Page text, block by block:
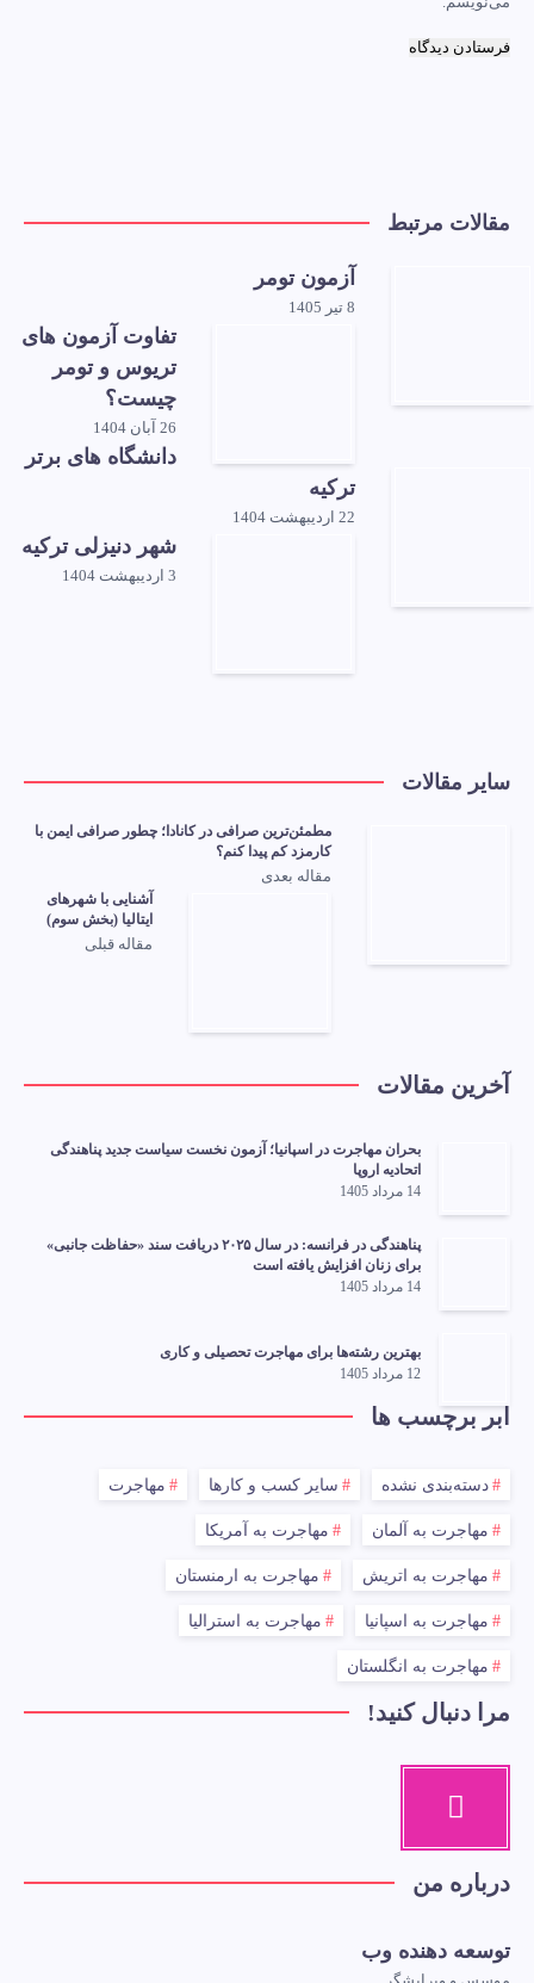
مقالات مرتبط
آزمون تومر
8 تیر 1405
تفاوت آزمون های
تریوس و تومر
چیست؟
26 آبان 1404
دانشگاه‌ های برتر
ترکیه
22 اردیبهشت 1404
شهر دنیزلی ترکیه
3 اردیبهشت 1404
سایر مقالات
مطمئن‌ترین صرافی در کانادا؛ چطور صرافی ایمن با
کارمزد کم پیدا کنم؟
مقاله بعدی
آشنایی با شهرهای
ایتالیا (بخش سوم)
مقاله قبلی
آخرین مقالات
بحران مهاجرت در اسپانیا؛ آزمون نخست سیاست جدید پناهندگی
اتحادیه اروپا
14 مرداد 1405
پناهندگی در فرانسه: در سال ۲۰۲۵ دریافت سند «حفاظت جانبی»
برای زنان افزایش یافته است
14 مرداد 1405
بهترین رشته‌ها برای مهاجرت تحصیلی و کاری
12 مرداد 1405
ابر برچسب ها
دسته‌بندی نشده سایر کسب و کارها مهاجرت
مهاجرت به آلمان مهاجرت به آمریکا
مهاجرت به اتریش مهاجرت به ارمنستان
مهاجرت به اسپانیا مهاجرت به استرالیا
مهاجرت به انگلستان
مرا دنبال کنید!
درباره من
توسعه دهنده وب